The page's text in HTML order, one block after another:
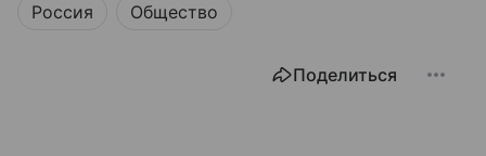
Россия Общество
Поделиться